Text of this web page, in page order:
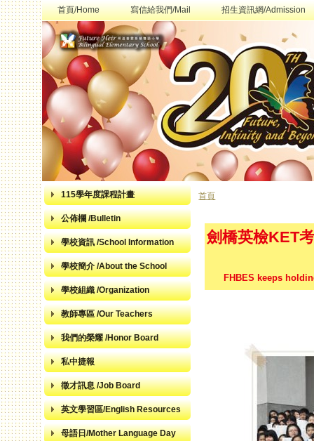
首頁/Home 寫信給我們/Mail 招生資訊網/Admission
115學年度課程計畫
公佈欄 /Bulletin
學校資訊 /School Information
學校簡介 /About the School
學校組織 /Organization
教師專區 /Our Teachers
我們的榮耀 /Honor Board
私中捷報
徵才訊息 /Job Board
英文學習區/English Resources
母語日/Mother Language Day
首頁
劍橋英檢KET
FHBES keeps